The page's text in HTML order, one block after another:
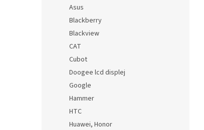
Asus
Blackberry
Blackview
CAT
Cubot
Doogee lcd displej
Google
Hammer
HTC
Huawei, Honor